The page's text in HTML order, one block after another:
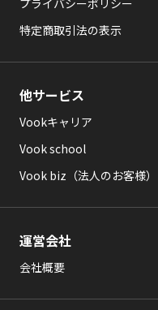
プライバシーポリシー
特定商取引法の表示
他サービス
Vookキャリア
Vook school
Vook biz（法人のお客様）
運営会社
会社概要